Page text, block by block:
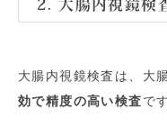
2. 大腸内視鏡検
大腸内視鏡検査は、大
効で精度の高い検査で